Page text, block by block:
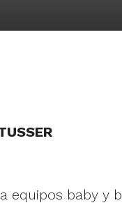
equipos baby y